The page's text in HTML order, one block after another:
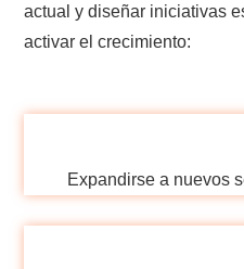
actual y diseñar iniciativas
activar el crecimiento:
Expandirse a nuevos